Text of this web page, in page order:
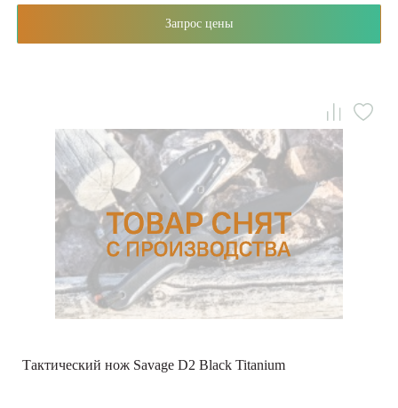
Запрос цены
Тактический нож Savage D2 Black Titanium